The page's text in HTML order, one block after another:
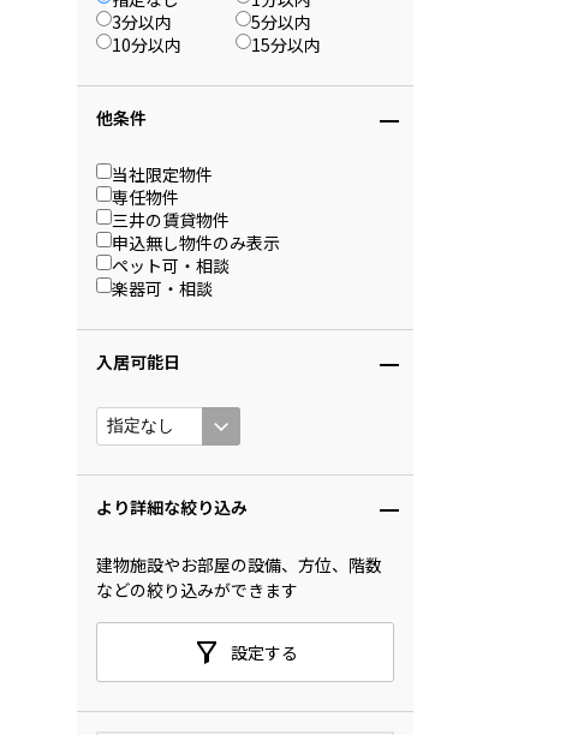
3分以内
5分以内
10分以内
15分以内
他条件
当社限定物件
専任物件
三井の賃貸物件
申込無し物件のみ表示
ペット可・相談
楽器可・相談
入居可能日
より詳細な絞り込み
建物施設やお部屋の設備、方位、階数
などの絞り込みができます
設定する